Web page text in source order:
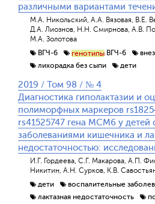
различными вариантами
М.А. Никольский, А.А. Вязовая, В.Е.
Д.А. Лиознов, Н.Н. Смирнова, А.В.
М.А. Золотова
ВГЧ-6
генотипы ВГЧ-6
лихорадка без сыпи
дети
2019 / Том 98 / № 4
Диагностика гиполактазии и
полиморфных маркеров
rs41525747 гена MCM6 у
заболеваниями кишечника и
недостаточностью:
И.Г. Гордеева, С.Г. Макарова, А.П.
Никитин, А.Н. Сурков, К.В.
дети
воспалительные
лактазная недостаточность